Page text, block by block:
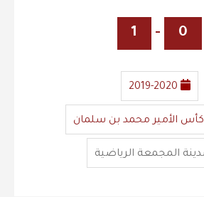
0
-
1
2019-2020
الأمير محمد بن سلمان
المجمعة الرياضية